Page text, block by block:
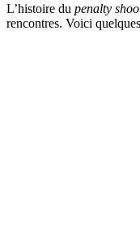
L’histoire du penalty
rencontres. Voici